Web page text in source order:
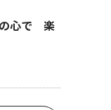
の心で 楽